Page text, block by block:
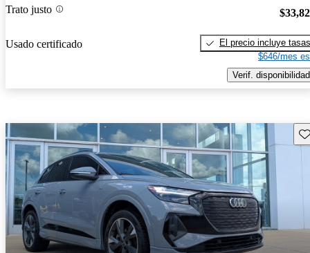
Trato justo
Usado certificado
El precio incluye tasas
$646/mes
Verif. disponibilidad